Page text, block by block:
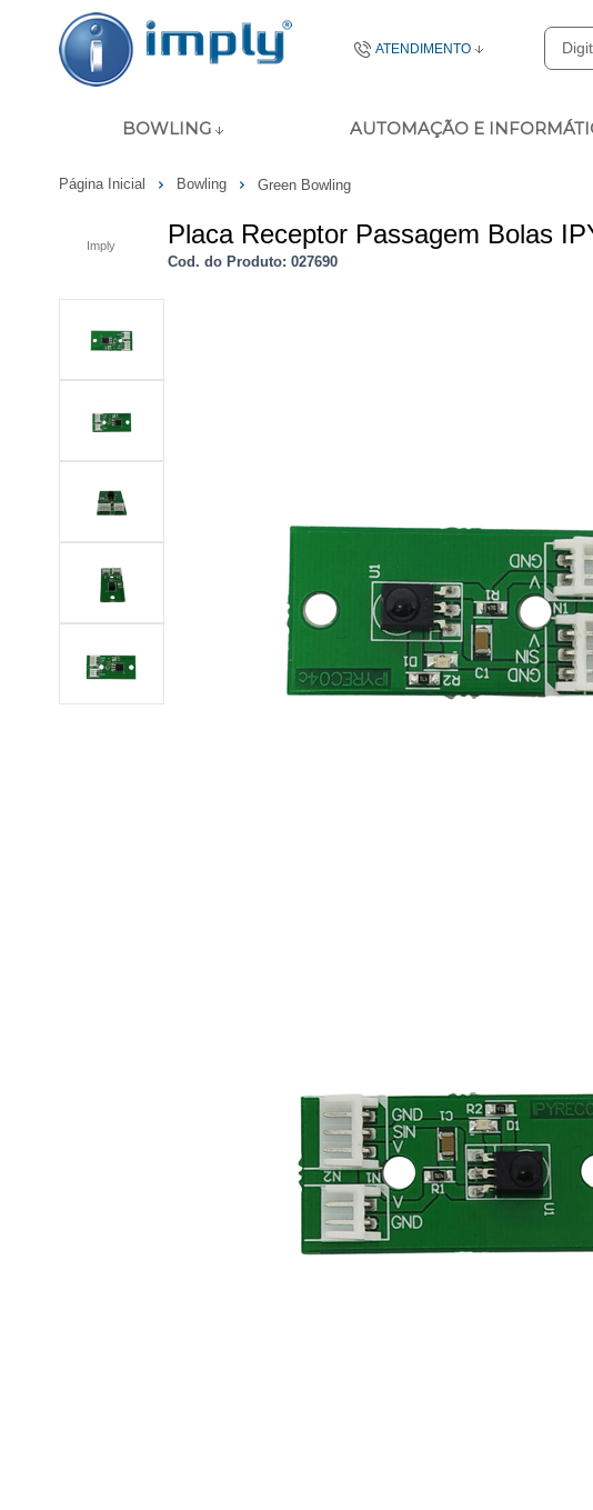
ATENDIMENTO
Seg - Sex das 08:00 às 12:00 -
BOWLING AUTOMAÇÃO E
Página Inicial Bowling Green Bowling
Imply Placa Receptor Passagem Bolas
Cod. do Produto: 027690